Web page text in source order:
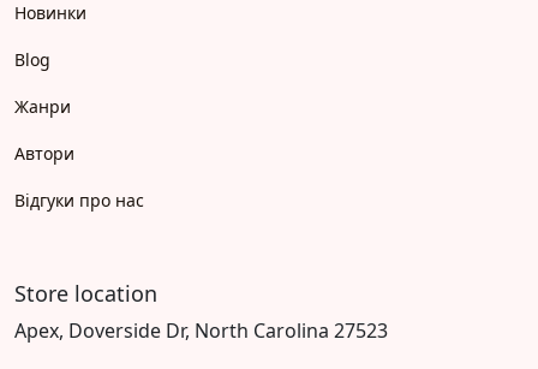
Новинки
Blog
Жанри
Автори
Відгуки про нас
Store location
Apex, Doverside Dr, North Carolina 27523